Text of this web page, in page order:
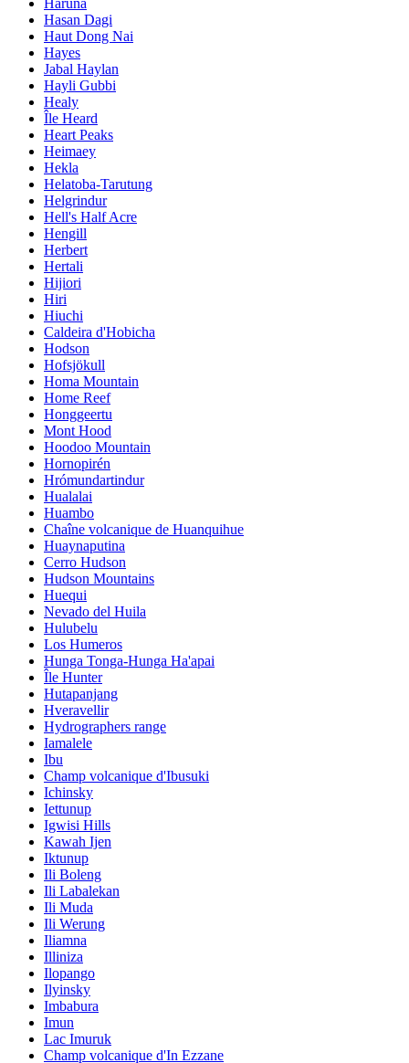
Hasan Dagi
Haut Dong Nai
Hayes
Jabal Haylan
Hayli Gubbi
Healy
Île Heard
Heart Peaks
Heimaey
Hekla
Helatoba-Tarutung
Helgrindur
Hell's Half Acre
Hengill
Herbert
Hertali
Hijiori
Hiri
Hiuchi
Caldeira d'Hobicha
Hodson
Hofsjökull
Homa Mountain
Home Reef
Honggeertu
Mont Hood
Hoodoo Mountain
Hornopirén
Hrómundartindur
Hualalai
Huambo
Chaîne volcanique de Huanquihue
Huaynaputina
Cerro Hudson
Hudson Mountains
Huequi
Nevado del Huila
Hulubelu
Los Humeros
Hunga Tonga-Hunga Ha'apai
Île Hunter
Hutapanjang
Hveravellir
Hydrographers range
Iamalele
Ibu
Champ volcanique d'Ibusuki
Ichinsky
Iettunup
Igwisi Hills
Kawah Ijen
Iktunup
Ili Boleng
Ili Labalekan
Ili Muda
Ili Werung
Iliamna
Illiniza
Ilopango
Ilyinsky
Imbabura
Imun
Lac Imuruk
Champ volcanique d'In Ezzane